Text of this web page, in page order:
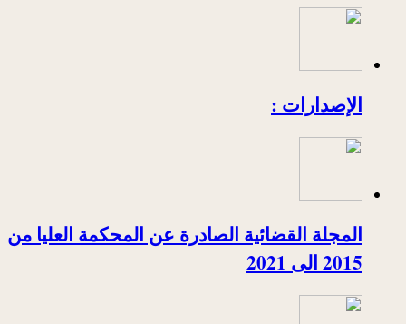
الإصدارات :
المجلة القضائية الصادرة عن المحكمة العليا من
2015 الى 2021